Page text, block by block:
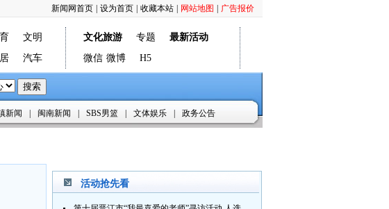
广告报价
网站地图
收藏本站
设为首页
新闻网首页
文明
汽车
文化旅游 专题
最新活动
微信 微博 H5
新闻 闽南新闻 SBS男篮 文体娱乐 政务公告
活动抢先看